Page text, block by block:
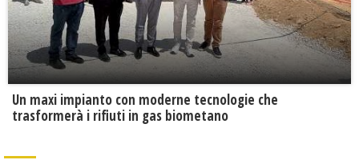
Un maxi impianto con moderne tecnologie che
trasformerà i rifiuti in gas biometano